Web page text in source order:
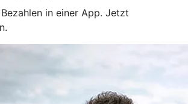
in einer App. Jetzt